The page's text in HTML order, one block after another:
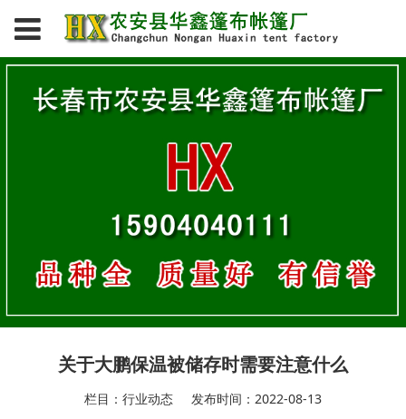
关于大鹏保温被储存时需要注意什么
栏目：行业动态 发布时间：2022-08-13